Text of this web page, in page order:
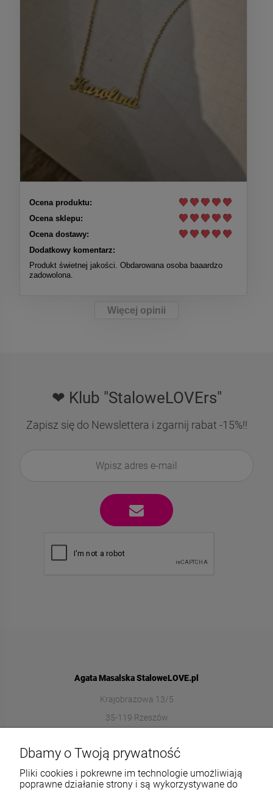
Ocena produktu:
Ocena sklepu:
Ocena dostawy:
Dodatkowy komentarz:
Produkt świetnej jakości. Obdarowana osoba baaardzo
zadowolona.
Więcej opinii
❤ Klub "StaloweLOVErs"
Zapisz się do Newslettera i zgarnij rabat -15%!!
Agata Masalska StaloweLOVE.pl
Krajobrazowa 13/5
35-119 Rzeszów
572989669
Dbamy o Twoją prywatność
Pliki cookies i pokrewne im technologie umożliwiają
poprawne działanie strony i są wykorzystywane do